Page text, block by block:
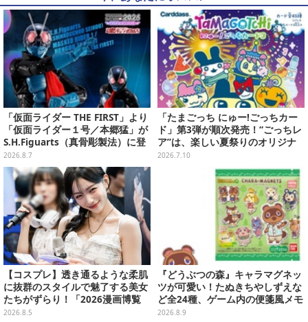
「仮面ライダー THE FIRST」より
「仮面ライダー１号／本郷猛」が
S.H.Figuarts（真骨彫製法）に登
場！8月18日より予約受付開始
2026.8.7
「たまごっち にゅー!ごっちカー
ド」第3弾が順次発売！“ごっちレ
ア”は、楽しい夏祭りのオリジナ
ルアートに
2026.7.10
【コスプレ】透き通るような柔肌
に抜群のスタイルで魅了する美女
たちがずらり！「2026漫画博覧
会」美麗コンパニオンまとめ【画
2026.8.5
『どうぶつの森』キャラマグネッ
ツが可愛い！たぬきちやしずえな
ど全24種、ゲーム内の便箋風メモ
カード全10種も
2026.8.9